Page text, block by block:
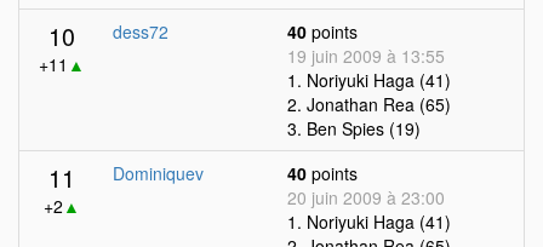
10
+11 ▲
dess72 40 points
19 juin 2009 à 13:55
1. Noriyuki Haga (41)
2. Jonathan Rea (65)
3. Ben Spies (19)
11
+2 ▲
Dominiquev 40 points
20 juin 2009 à 23:00
1. Noriyuki Haga (41)